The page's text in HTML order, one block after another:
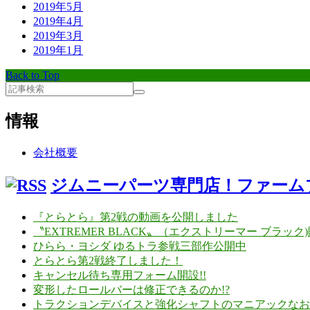
2019年5月
2019年4月
2019年3月
2019年1月
Back to Top
情報
会社概要
ジムニーパーツ専門店！ファー
『とらとら』第2戦の動画を公開しました
〝EXTREMER BLACK〟（エクストリーマー ブラック
ひらら・ヨシダ ゆるトラ参戦三部作公開中
とらとら第2戦終了しました！
キャンセル待ち専用フォーム開設!!
変形したロールバーは修正できるのか!?
トラクションデバイスと強化シャフトのマニアックな